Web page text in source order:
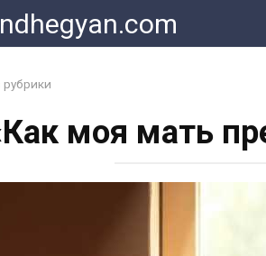
рубрики
моя мать